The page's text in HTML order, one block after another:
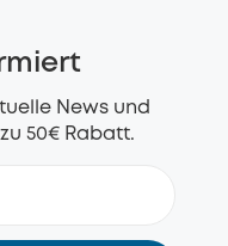
News und
50€ Rabatt.